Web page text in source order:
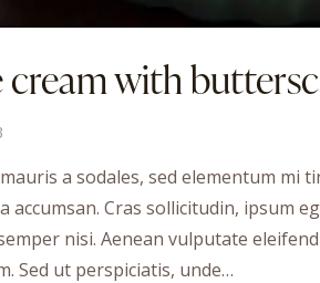
cream with
a sodales, sed elementum mi
accumsan. Cras sollicitudin, ipsum
nisi. Aenean vulputate
Sed ut perspiciatis, unde…